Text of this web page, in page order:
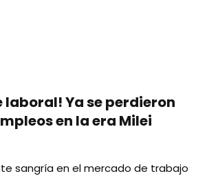
laboral! Ya se perdieron
en la era Milei
sangría en el mercado de trabajo